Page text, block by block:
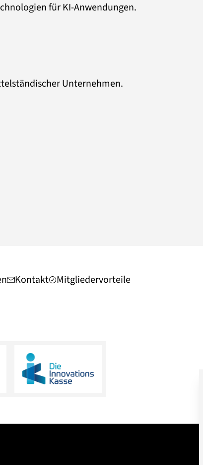
für KI-Anwendungen.
Unternehmen.
Kontakt Mitgliedervorteile